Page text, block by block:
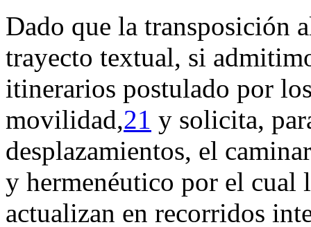
Dado que la transposición
trayecto textual, si
itinerarios postulado por
movilidad,21 y solicita,
desplazamientos, el
y hermenéutico por el cual
actualizan en recorridos